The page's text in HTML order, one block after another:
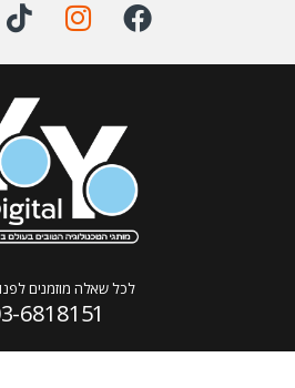
לכל שאלה מוזמנים
6818151